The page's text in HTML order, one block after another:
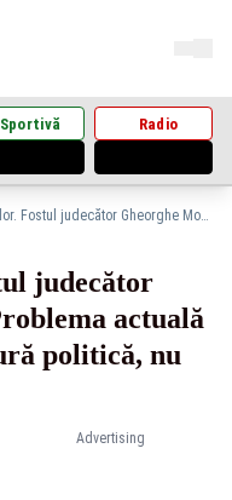
Sportivă Radio
Dosarul alegerilor. Fostul judecător Gheorghe Moroșanu: Problema actuală în România este de natură politică, nu juridică
Advertising
judecător
actuală
politică, nu